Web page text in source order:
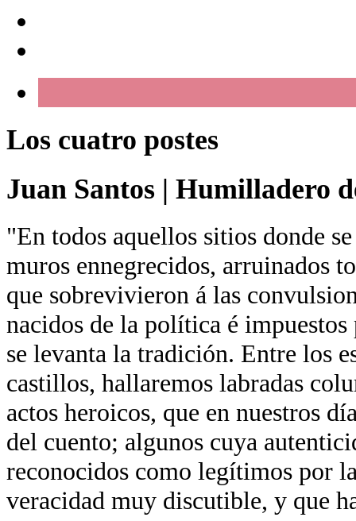
Los cuatro postes
Juan Santos | Humilladero
"En todos aquellos sitios donde
muros ennegrecidos, arruinados
que sobrevivieron á las
nacidos de la política é
se levanta la tradición. Entre los
castillos, hallaremos labradas
actos heroicos, que en nuestros
del cuento; algunos cuya
reconocidos como legítimos por
veracidad muy discutible, y que